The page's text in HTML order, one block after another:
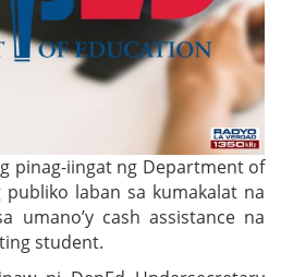
pinag-iingat ng Department of
publiko laban sa kumakalat na
umano’y cash assistance na
student.